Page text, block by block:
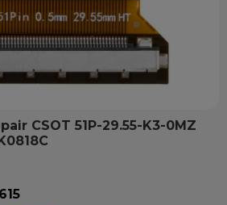
CSOT 51P-29.55-K3-0MZ